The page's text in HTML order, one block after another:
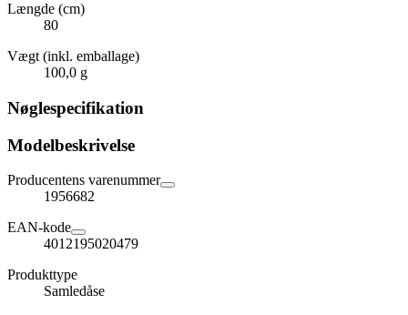
Længde (cm)
80
Vægt (inkl. emballage)
100,0 g
Nøglespecifikation
Modelbeskrivelse
Producentens varenummer
1956682
EAN-kode
4012195020479
Produkttype
Samledåse